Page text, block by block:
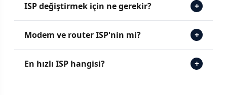
ISP değiştirmek için ne gerekir? +
Modem ve router ISP'nin mi? +
En hızlı ISP hangisi? +